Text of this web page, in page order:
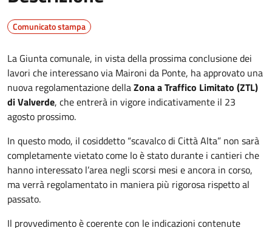
Comunicato stampa
La Giunta comunale, in vista della prossima conclusione dei
lavori che interessano via Maironi da Ponte, ha approvato una
nuova regolamentazione dellaZona a Traffico Limitato (ZTL)
di Valverde, che entrerà in vigore indicativamente il 23
agosto prossimo.
In questo modo, il cosiddetto “scavalco di Città Alta” non sarà
completamente vietato come lo è stato durante i cantieri che
hanno interessato l’area negli scorsi mesi e ancora in corso,
ma verrà regolamentato in maniera più rigorosa rispetto al
passato.
Il provvedimento è coerente con le indicazioni contenute